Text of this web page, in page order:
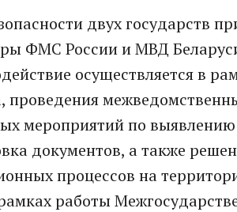
двух государств
ФМС России и МВД
осуществляется в
проведения
мероприятий по
документов, а также
процессов на
работы